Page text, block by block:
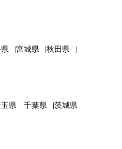
宮城県
秋田県
県 千葉県
茨城県